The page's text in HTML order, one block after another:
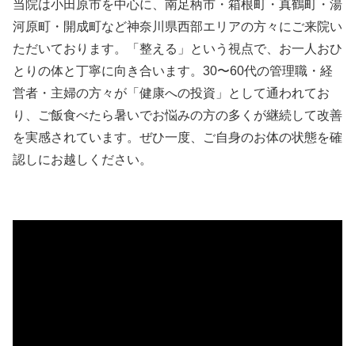
当院は小田原市を中心に、南足柄市・箱根町・真鶴町・湯
河原町・開成町など神奈川県西部エリアの方々にご来院い
ただいております。「整える」という視点で、お一人おひ
とりの体と丁寧に向き合います。30〜60代の管理職・経
営者・主婦の方々が「健康への投資」として通われてお
り、ご飯食べたら暑いでお悩みの方の多くが継続して改善
を実感されています。ぜひ一度、ご自身のお体の状態を確
認しにお越しください。